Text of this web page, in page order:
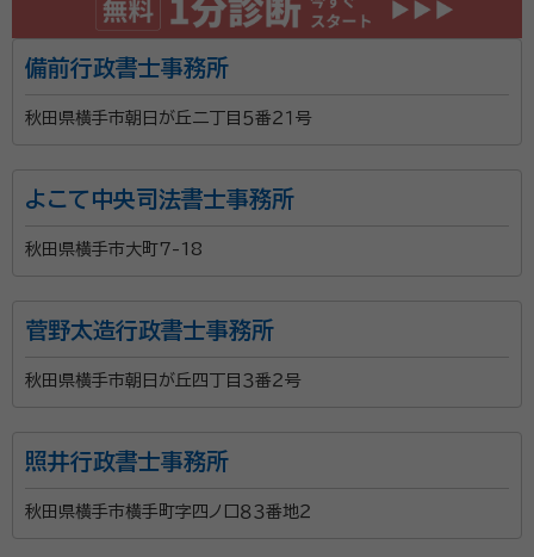
備前行政書士事務所
秋田県横手市朝日が丘二丁目５番２１号
よこて中央司法書士事務所
秋田県横手市大町7-18
菅野太造行政書士事務所
秋田県横手市朝日が丘四丁目３番２号
照井行政書士事務所
秋田県横手市横手町字四ノ口８３番地２